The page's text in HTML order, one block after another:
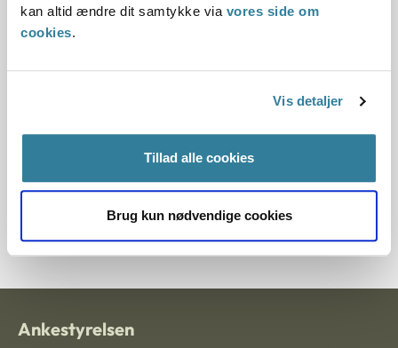
kan altid ændre dit samtykke via vores side om
cookies.
Vis detaljer
Tillad alle cookies
Brug kun nødvendige cookies
Offentliggørelsesdato
12.07.2013
Journalnummer
002480-95
Ankestyrelsen